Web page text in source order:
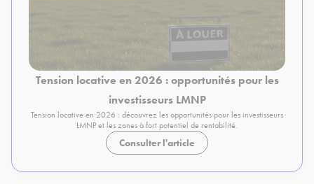
Tension locative en 2026 : opportunités pour les
investisseurs LMNP
Tension locative en 2026 : découvrez les opportunités pour les investisseurs
LMNP et les zones à fort potentiel de rentabilité.
Consulter l'article